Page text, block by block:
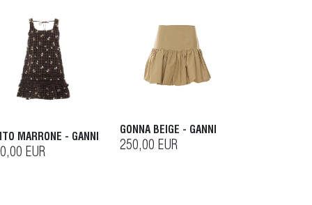
MARRONE - GANNI
EUR
GONNA BEIGE - GANNI
250,00 EUR